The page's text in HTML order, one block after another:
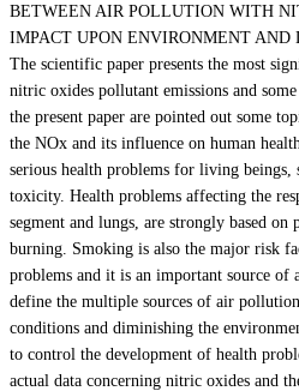
BETWEEN AIR POLLUTION WITH
IMPACT UPON ENVIRONMENT AND
The scientific paper presents the most
nitric oxides pollutant emissions and
the present paper are pointed out some
the NOx and its influence on human
serious health problems for living beings,
toxicity. Health problems affecting the
segment and lungs, are strongly based
burning. Smoking is also the major risk
problems and it is an important source of
define the multiple sources of air
conditions and diminishing the
to control the development of health
actual data concerning nitric oxides and